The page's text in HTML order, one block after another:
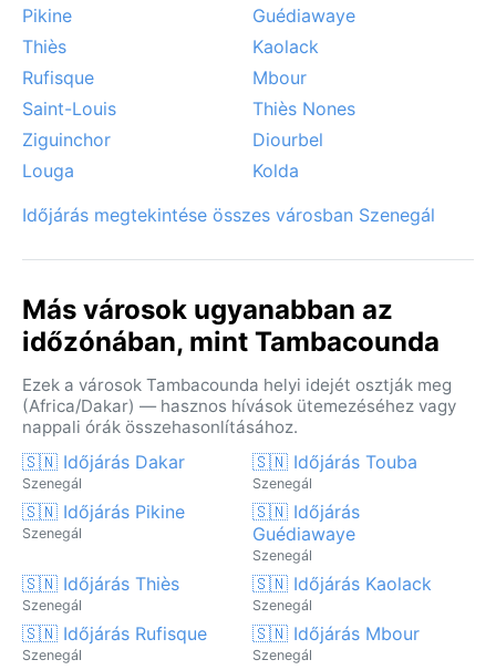
Pikine
Guédiawaye
Thiès
Kaolack
Rufisque
Mbour
Saint-Louis
Thiès Nones
Ziguinchor
Diourbel
Louga
Kolda
Időjárás megtekintése összes városban Szenegál
Más városok ugyanabban az
időzónában, mint Tambacounda
Ezek a városok Tambacounda helyi idejét osztják meg
(Africa/Dakar) — hasznos hívások ütemezéséhez vagy
nappali órák összehasonlításához.
🇸🇳 Időjárás Dakar
Szenegál
🇸🇳 Időjárás Touba
Szenegál
🇸🇳 Időjárás Pikine
Szenegál
🇸🇳 Időjárás
Guédiawaye
Szenegál
🇸🇳 Időjárás Thiès
Szenegál
🇸🇳 Időjárás Kaolack
Szenegál
🇸🇳 Időjárás Rufisque
Szenegál
🇸🇳 Időjárás Mbour
Szenegál